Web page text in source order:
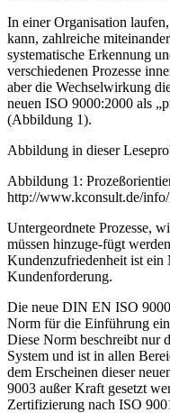
In einer Organisation
kann, zahlreiche
systematische Erkennung
verschiedenen Prozesse
aber die Wechselwirkung
neuen ISO 9000:2000 als
(Abbildung 1).
Abbildung in dieser
Abbildung 1:
http://www.kconsult.de/
Untergeordnete Prozesse,
müssen hinzuge-fügt
Kundenzufriedenheit ist
Kundenforderung.
Die neue DIN EN ISO
Norm für die Einführung
Diese Norm beschreibt nur
System und ist in allen
dem Erscheinen dieser
9003 außer Kraft gesetzt
Zertifizierung nach ISO